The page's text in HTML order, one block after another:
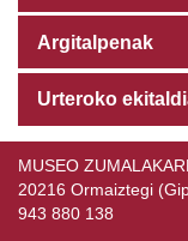
Argitalpenak
Urteroko
MUSEO
20216 Ormaiztegi
943 880 138